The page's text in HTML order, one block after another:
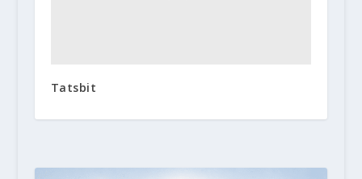
Tatsbit